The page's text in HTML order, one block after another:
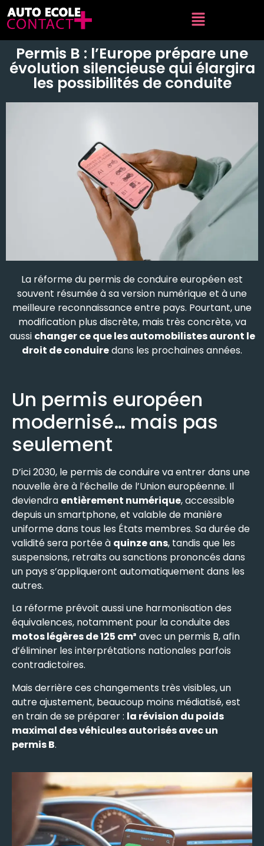
Permis B : l’Europe prépare une
évolution silencieuse qui élargira
les possibilités de conduite
La réforme du permis de conduire européen est
souvent résumée à sa version numérique et à une
meilleure reconnaissance entre pays. Pourtant, une
modification plus discrète, mais très concrète, va
aussi changer ce que les automobilistes auront le
droit de conduiredans les prochaines années.
Un permis européen
modernisé… mais pas
seulement
D’ici 2030, le permis de conduire va entrer dans une
nouvelle ère à l’échelle de l’Union européenne. Il
deviendra entièrement numérique, accessible
depuis un smartphone, et valable de manière
uniforme dans tous les États membres. Sa durée de
validité sera portée à quinze ans, tandis que les
suspensions, retraits ou sanctions prononcés dans
un pays s’appliqueront automatiquement dans les
autres.
La réforme prévoit aussi une harmonisation des
équivalences, notamment pour la conduite des
motos légères de 125 cm³ avec un permis B, afin
d’éliminer les interprétations nationales parfois
contradictoires.
Mais derrière ces changements très visibles, un
autre ajustement, beaucoup moins médiatisé, est
en train de se préparer : la révision du poids
maximal des véhicules autorisés avec un
permis B.